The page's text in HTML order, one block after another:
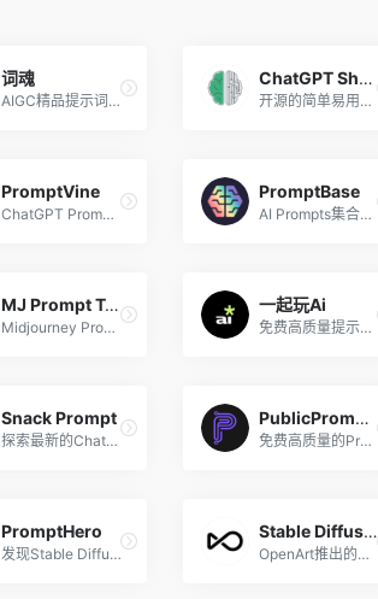
词魂
AIGC精品提示词库
ChatGPT Shortcut
开源的简单易用的ChatGPT快捷指令，让生产力加倍！
PromptVine
ChatGPT Prompts和应用
PromptBase
AI Prompts集合市场
MJ Prompt Tool
Midjourney Prompt帮助工具
一起玩Ai
免费高质量提示词社区，1000+可视化提示词工具
Snack Prompt
探索最新的ChatGPT语义提示词
PublicPrompts
免费高质量的Prompts集合
PromptHero
发现Stable Diffusion、ChatGPT和Midjourney的提示用语
Stable Diffusion Prompt Book
OpenArt推出的针对Stable Diffusion指令的手册